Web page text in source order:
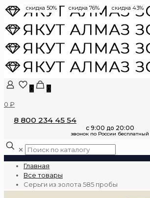
0
0
0 ₽
8 800 234 45 54
✕
Главная
Все товары
Серьги из золота 585 пробы
скидка 50% скидка 76% скидка 43%